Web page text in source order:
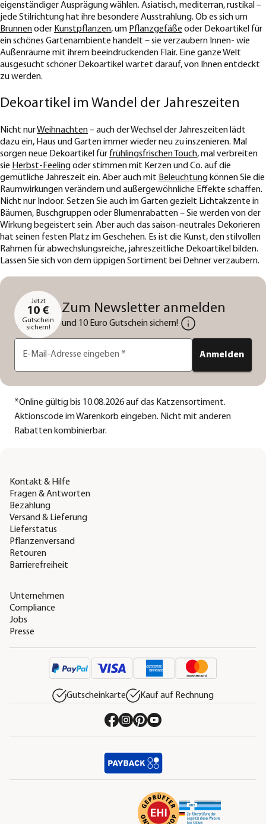
eigenständiger Ausprägung wählen. Asiatisch, mediterran, rustikal –
jede Stilrichtung hat ihre besondere Ausstrahlung. Ob es sich um
Brunnenoder Kunstpflanzen, um Pflanzgefäße oder Dekoartikel für
ein schönes Gartenambiente handelt – sie verzaubern Innen- wie
Außenräume mit ihrem beeindruckenden Flair. Eine ganze Welt
ausgesucht schöner Dekoartikel wartet darauf, von Ihnen entdeckt
zu werden.
Dekoartikel im Wandel der Jahreszeiten
Nicht nurWeihnachten– auch der Wechsel der Jahreszeiten lädt
dazu ein, Haus und Garten immer wieder neu zu inszenieren. Mal
sorgen neue Dekoartikel für frühlingsfrischen Touch, mal verbreiten
sie Herbst-Feelingoder stimmen mit Kerzen und Co. auf die
gemütliche Jahreszeit ein. Aber auch mit Beleuchtung können Sie die
Raumwirkungen verändern und außergewöhnliche Effekte schaffen.
Nicht nur Indoor. Setzen Sie auch im Garten gezielt Lichtakzente in
Bäumen, Buschgruppen oder Blumenrabatten – Sie werden von der
Wirkung begeistert sein. Aber auch das saison-neutrales Dekorieren
hat seinen festen Platz im Geschehen. Es ist die Kunst, den stilvollen
Rahmen für abwechslungsreiche, jahreszeitliche Dekoartikel bilden.
Lassen Sie sich von dem üppigen Sortiment bei Dehner verzaubern.
Jetzt
10 €
Gutschein
sichern!
Zum Newsletter anmelden
und 10 Euro Gutschein sichern!
E-Mail-Adresse eingeben * Anmelden
*Online gültig bis 10.08.2026 auf das Katzensortiment.
Aktionscode im Warenkorb eingeben. Nicht mit anderen
Rabatten kombinierbar.
Kontakt & Hilfe
Fragen & Antworten
Bezahlung
Versand & Lieferung
Lieferstatus
Pflanzenversand
Retouren
Barrierefreiheit
Unternehmen
Compliance
Jobs
Presse
Gutscheinkarte Kauf auf Rechnung